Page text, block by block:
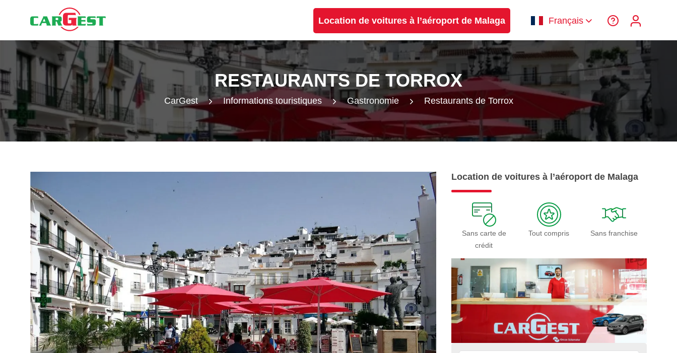
Location de voitures à l’aéroport de Malaga Français
RESTAURANTS DE TORROX
CarGest Informations touristiques Gastronomie Restaurants de Torrox
Location de voitures à l’aéroport de Malaga
Sans carte de
crédit
Tout compris Sans franchise